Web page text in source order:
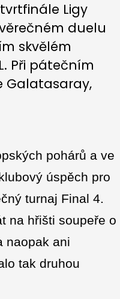
Ligy
duelu
skvělém
Při pátečním
Galatasaray,
pohárů a ve
úspěch pro
turnaj Final 4.
na hřišti soupeře o
naopak ani
tak druhou